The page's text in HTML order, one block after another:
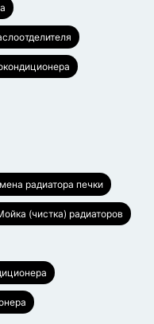
радиатора печки
(чистка) радиаторов